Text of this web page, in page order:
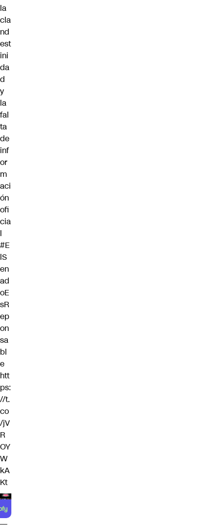
la
cla
nd
est
ini
da
d
y
la
fal
ta
de
inf
or
m
aci
ón
ofi
cia
l
#E
lS
en
ad
oE
sR
ep
on
sa
bl
e
htt
ps:
//t.
co
/jV
R
OY
W
kA
Kt
—